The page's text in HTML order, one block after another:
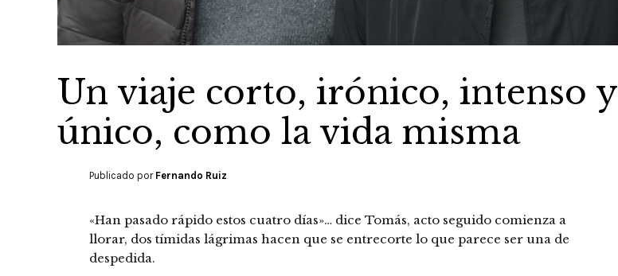
Un viaje corto, irónico, intenso y
único, como la vida misma
Publicado por Fernando Ruiz
«Han pasado rápido estos cuatro días»… dice Tomás, acto seguido comienza a
llorar, dos tímidas lágrimas hacen que se entrecorte lo que parece ser una de
despedida.